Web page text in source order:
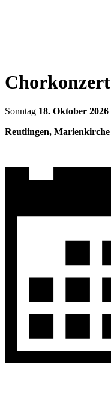
Chorkonzert
Sonntag 18. Oktober 2026
Reutlingen, Marienkirche